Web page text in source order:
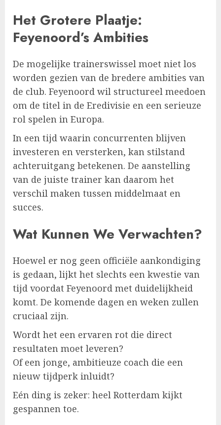
Het Grotere Plaatje:
Feyenoord’s Ambities
De mogelijke trainerswissel moet niet los
worden gezien van de bredere ambities van
de club. Feyenoord wil structureel meedoen
om de titel in de Eredivisie en een serieuze
rol spelen in Europa.
In een tijd waarin concurrenten blijven
investeren en versterken, kan stilstand
achteruitgang betekenen. De aanstelling
van de juiste trainer kan daarom het
verschil maken tussen middelmaat en
succes.
Wat Kunnen We Verwachten?
Hoewel er nog geen officiële aankondiging
is gedaan, lijkt het slechts een kwestie van
tijd voordat Feyenoord met duidelijkheid
komt. De komende dagen en weken zullen
cruciaal zijn.
Wordt het een ervaren rot die direct
resultaten moet leveren?
Of een jonge, ambitieuze coach die een
nieuw tijdperk inluidt?
Eén ding is zeker: heel Rotterdam kijkt
gespannen toe.